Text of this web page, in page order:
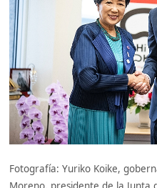
Fotografía: Yuriko Koike,